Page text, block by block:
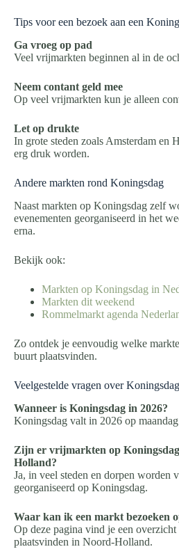
Tips voor een bezoek aan een
Ga vroeg op pad
Veel vrijmarkten beginnen al in de
Neem contant geld mee
Op veel vrijmarkten kun je alleen
Let op drukte
In grote steden zoals Amsterdam en
erg druk worden.
Andere markten rond Koningsdag
Naast markten op Koningsdag zelf
evenementen georganiseerd in het
erna.
Bekijk ook:
Markten op Koningsdag in
Markten dit weekend
Rommelmarkt agenda
Zo ontdek je eenvoudig welke
buurt plaatsvinden.
Veelgestelde vragen over
Wanneer is Koningsdag in 2026?
Koningsdag valt in 2026 op
Zijn er vrijmarkten op
Holland?
Ja, in veel steden en dorpen worden
georganiseerd op Koningsdag.
Waar kan ik een markt bezoeken
Op deze pagina vind je een
plaatsvinden in Noord-Holland.